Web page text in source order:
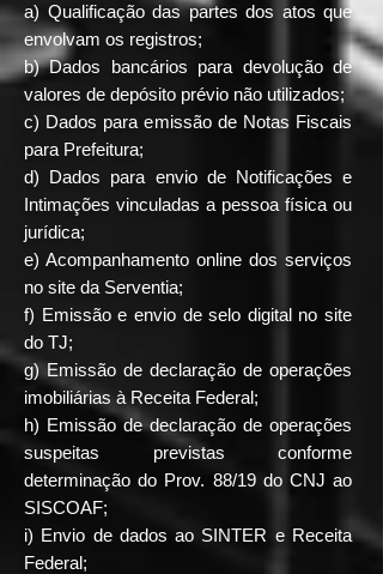
a) Qualificação das partes dos atos que
envolvam os registros;
b) Dados bancários para devolução de
valores de depósito prévio não utilizados;
c) Dados para emissão de Notas Fiscais
para Prefeitura;
d) Dados para envio de Notificações e
Intimações vinculadas a pessoa física ou
jurídica;
e) Acompanhamento online dos serviços
no site da Serventia;
f) Emissão e envio de selo digital no site
do TJ;
g) Emissão de declaração de operações
imobiliárias à Receita Federal;
h) Emissão de declaração de operações
suspeitas previstas conforme
determinação do Prov. 88/19 do CNJ ao
SISCOAF;
i) Envio de dados ao SINTER e Receita
Federal;